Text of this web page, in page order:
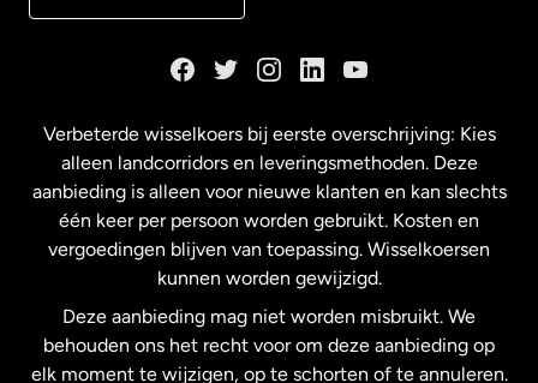
Maleisië
Nederland
Nieuw-Zeeland
Verbeterde wisselkoers bij eerste overschrijving: Kies
alleen landcorridors en leveringsmethoden. Deze
aanbieding is alleen voor nieuwe klanten en kan slechts
één keer per persoon worden gebruikt. Kosten en
vergoedingen blijven van toepassing. Wisselkoersen
kunnen worden gewijzigd.
Deze aanbieding mag niet worden misbruikt. We
behouden ons het recht voor om deze aanbieding op
elk moment te wijzigen, op te schorten of te annuleren.